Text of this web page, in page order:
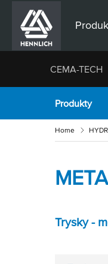
CEMA-TECH
Produkty
Home
Trysky -